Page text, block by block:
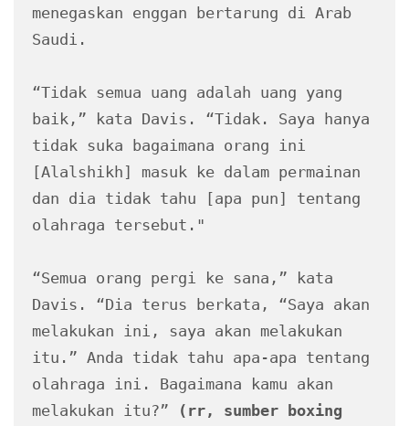
menegaskan enggan bertarung di Arab
Saudi.
“Tidak semua uang adalah uang yang
baik,” kata Davis. “Tidak. Saya hanya
tidak suka bagaimana orang ini
[Alalshikh] masuk ke dalam permainan
dan dia tidak tahu [apa pun] tentang
olahraga tersebut."
“Semua orang pergi ke sana,” kata
Davis. “Dia terus berkata, “Saya akan
melakukan ini, saya akan melakukan
itu.” Anda tidak tahu apa-apa tentang
olahraga ini. Bagaimana kamu akan
melakukan itu?”
(rr, sumber boxing